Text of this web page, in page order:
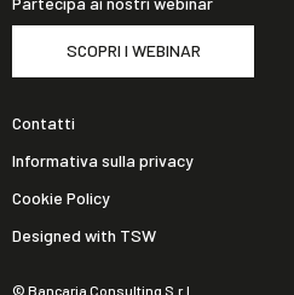
SCOPRI I WEBINAR
© Bancaria Consulting S.r.l.
Contatti
Informativa sulla privacy
Cookie Policy
Designed with TSW